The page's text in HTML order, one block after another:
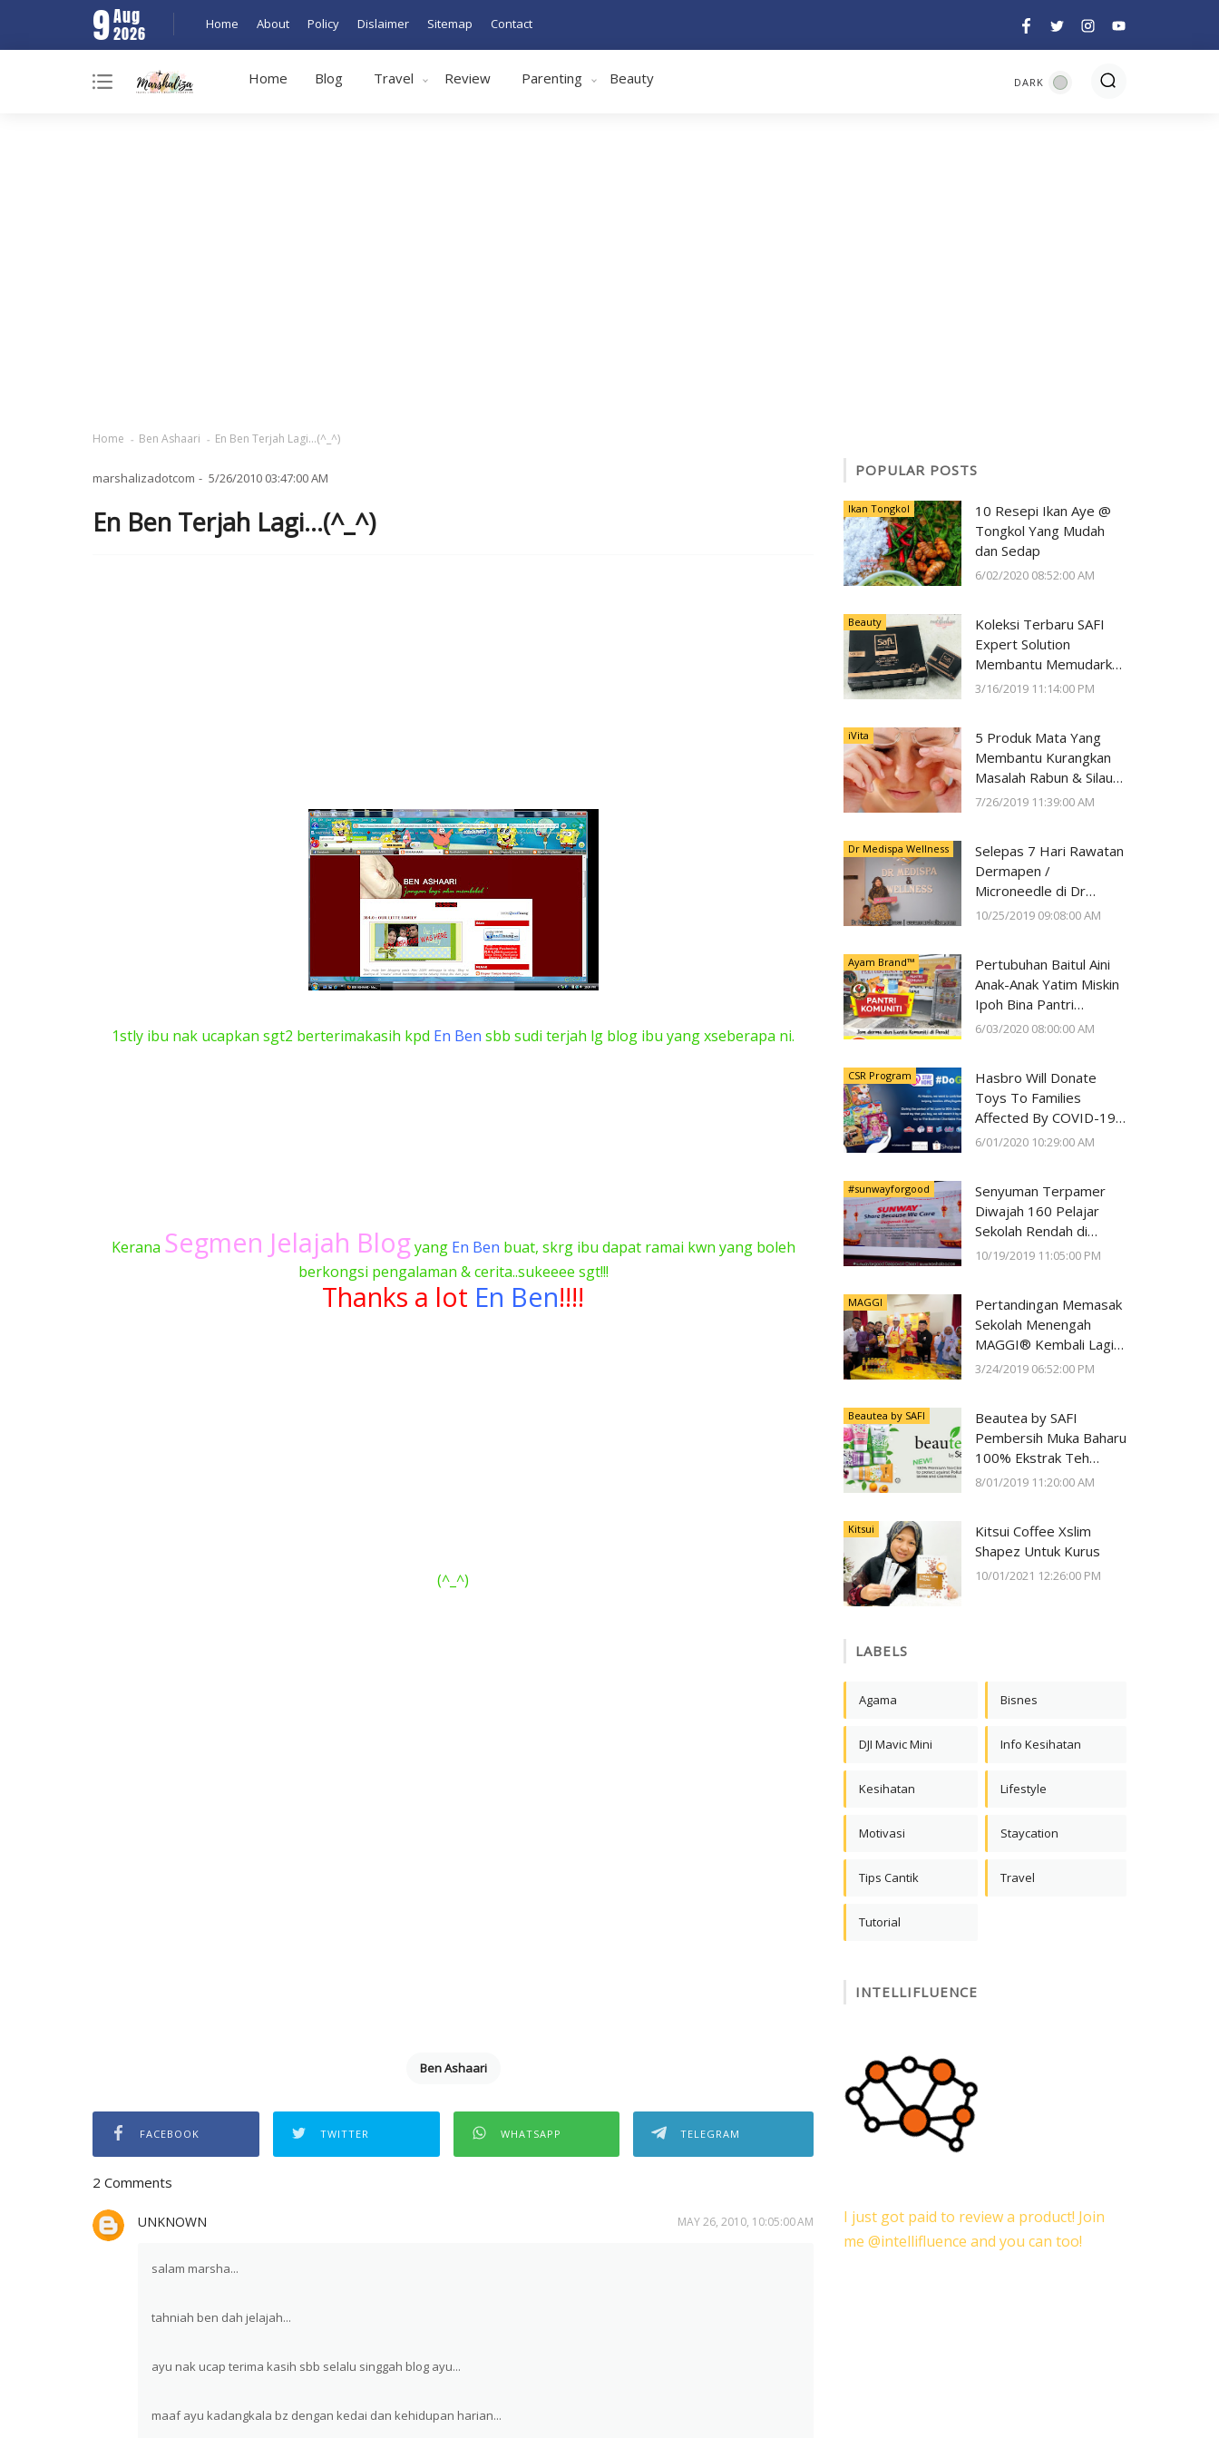
9Aug
2026 Home About Policy Dislaimer Sitemap Contact
Home Blog Travel Review Parenting Beauty
Home Ben Ashaari En Ben Terjah Lagi...(^_^)
marshalizadotcom 5/26/2010 03:47:00 AM
En Ben Terjah Lagi...(^_^)
1stly ibu nak ucapkan sgt2 berterimakasih kpd En Ben sbb sudi terjah lg blog ibu yang xseberapa ni.
Kerana Segmen Jelajah Blog yang En Ben buat, skrg ibu dapat ramai kwn yang boleh
berkongsi pengalaman & cerita..sukeeee sgt!!!
Thanks a lot En Ben!!!!
(^_^)
Ben Ashaari
FACEBOOK TWITTER WHATSAPP TELEGRAM
2 Comments
UNKNOWN MAY 26, 2010, 10:05:00 AM
salam marsha...
tahniah ben dah jelajah...
ayu nak ucap terima kasih sbb selalu singgah blog ayu...
maaf ayu kadangkala bz dengan kedai dan kehidupan harian...
POPULAR POSTS
Ikan Tongkol
10 Resepi Ikan Aye @
Tongkol Yang Mudah
dan Sedap
6/02/2020 08:52:00 AM
Beauty
Koleksi Terbaru SAFI
Expert Solution
Membantu Memudarkan
Jeragat dalam 2 Minggu
3/16/2019 11:14:00 PM
iVita
5 Produk Mata Yang
Membantu Kurangkan
Masalah Rabun & Silau
Serta Memelihara
7/26/2019 11:39:00 AM
Dr Medispa Wellness
Selepas 7 Hari Rawatan
Dermapen /
Microneedle di Dr
Medispa Wellness
10/25/2019 09:08:00 AM
Ayam Brand™
Pertubuhan Baitul Aini
Anak-Anak Yatim Miskin
Ipoh Bina Pantri
Makanan
6/03/2020 08:00:00 AM
CSR Program
Hasbro Will Donate
Toys To Families
Affected By COVID-19
With Every Toy
6/01/2020 10:29:00 AM
#sunwayforgood
Senyuman Terpamer
Diwajah 160 Pelajar
Sekolah Rendah di
Negeri Perak Dengan
Deepavali Cheer di Lost
World of Tambun oleh
Sunway Group
10/19/2019 11:05:00 PM
MAGGI
Pertandingan Memasak
Sekolah Menengah
MAGGI® Kembali Lagi
Kali Ke-23
3/24/2019 06:52:00 PM
Beautea by SAFI
Beautea by SAFI
Pembersih Muka Baharu
100% Ekstrak Teh
Premium
8/01/2019 11:20:00 AM
Kitsui
Kitsui Coffee Xslim
Shapez Untuk Kurus
10/01/2021 12:26:00 PM
LABELS
Agama Bisnes
DJI Mavic Mini Info Kesihatan
Kesihatan Lifestyle
Motivasi Staycation
Tips Cantik Travel
Tutorial
INTELLIFLUENCE
I just got paid to review a product! Join
me @intellifluence and you can too!